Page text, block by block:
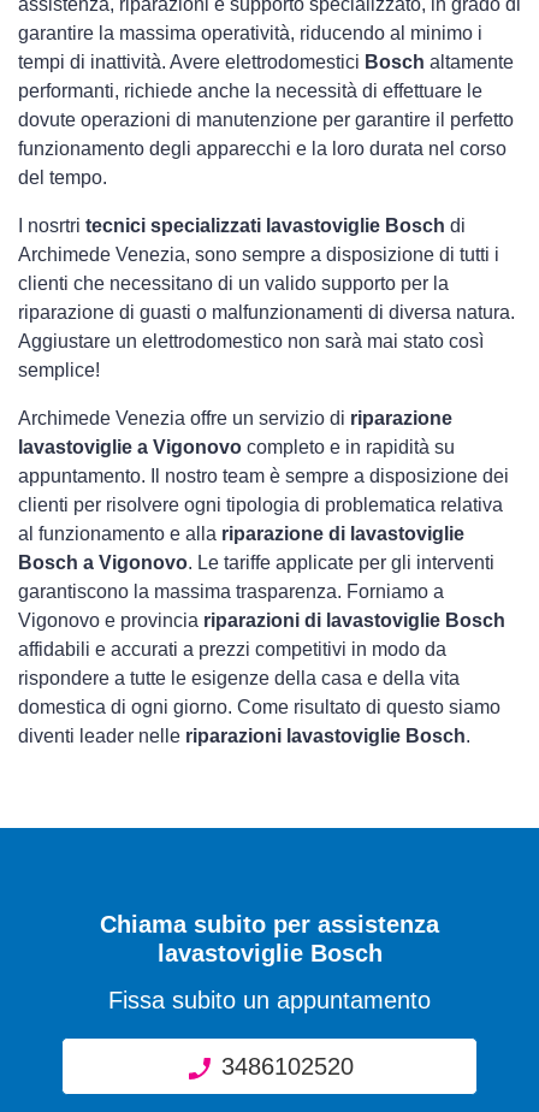
assistenza, riparazioni e supporto specializzato, in grado di
garantire la massima operatività, riducendo al minimo i
tempi di inattività. Avere elettrodomestici Bosch altamente
performanti, richiede anche la necessità di effettuare le
dovute operazioni di manutenzione per garantire il perfetto
funzionamento degli apparecchi e la loro durata nel corso
del tempo.
I nosrtri tecnici specializzati lavastoviglie Bosch di
Archimede Venezia, sono sempre a disposizione di tutti i
clienti che necessitano di un valido supporto per la
riparazione di guasti o malfunzionamenti di diversa natura.
Aggiustare un elettrodomestico non sarà mai stato così
semplice!
Archimede Venezia offre un servizio di riparazione
lavastoviglie a Vigonovo completo e in rapidità su
appuntamento. Il nostro team è sempre a disposizione dei
clienti per risolvere ogni tipologia di problematica relativa
al funzionamento e alla riparazione di lavastoviglie
Bosch a Vigonovo. Le tariffe applicate per gli interventi
garantiscono la massima trasparenza. Forniamo a
Vigonovo e provincia riparazioni di lavastoviglie Bosch
affidabili e accurati a prezzi competitivi in modo da
rispondere a tutte le esigenze della casa e della vita
domestica di ogni giorno. Come risultato di questo siamo
diventi leader nelle riparazioni lavastoviglie Bosch.
Chiama subito per assistenza
lavastoviglie Bosch
Fissa subito un appuntamento
3486102520